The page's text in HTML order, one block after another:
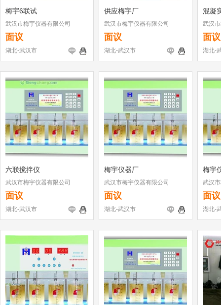
梅宇6联试
武汉市梅宇仪器有限公司
面议
湖北-武汉市
供应梅宇厂
武汉市梅宇仪器有限公司
面议
湖北-武汉市
混凝
武汉
面议
湖北-
六联搅拌仪
武汉市梅宇仪器有限公司
面议
湖北-武汉市
梅宇仪器厂
武汉市梅宇仪器有限公司
面议
湖北-武汉市
梅宇
武汉
面议
湖北-